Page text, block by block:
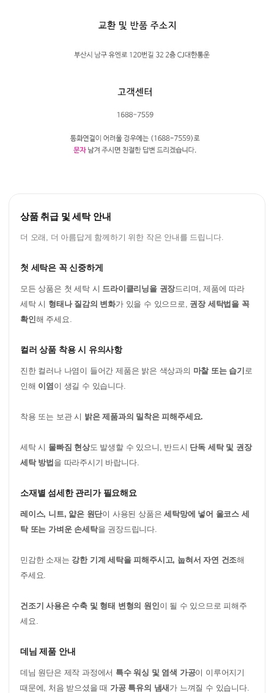
상품 취급 및 세탁 안내
더 오래, 더 아름답게 함께하기 위한 작은 안내를 드립니다.
첫 세탁은 꼭 신중하게
모든 상품은 첫 세탁 시 드라이클리닝을 권장드리며, 제품에 따라
세탁 시 형태나 질감의 변화가 있을 수 있으므로, 권장 세탁법을 꼭
확인해 주세요.
컬러 상품 착용 시 유의사항
진한 컬러나 나염이 들어간 제품은 밝은 색상과의 마찰 또는 습기 로
인해 이염이 생길 수 있습니다.
착용 또는 보관 시 밝은 제품과의 밀착은 피해주세요.
세탁 시 물빠짐 현상도 발생할 수 있으니, 반드시 단독 세탁 및 권장
세탁 방법을 따라주시기 바랍니다.
소재별 섬세한 관리가 필요해요
레이스, 니트, 얇은 원단이 사용된 상품은세탁망에 넣어 울코스 세
탁 또는 가벼운 손세탁을 권장드립니다.
민감한 소재는 강한 기계 세탁을 피해주시고, 눕혀서 자연 건조해
주세요.
건조기 사용은 수축 및 형태 변형의 원인이 될 수 있으므로 피해주
세요.
데님 제품 안내
데님 원단은 제작 과정에서 특수 워싱 및 염색 가공이 이루어지기
때문에, 처음 받으셨을 때 가공 특유의 냄새가 느껴질 수 있습니다.